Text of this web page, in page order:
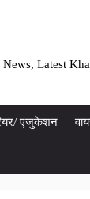
News, Latest
एजुकेशन